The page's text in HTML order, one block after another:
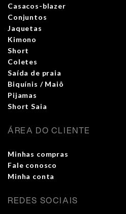
Casacos-blazer
Conjuntos
Jaquetas
Kimono
Short
Coletes
Saída de praia
Biquínis / Maiô
Pijamas
Short Saia
ÁREA DO CLIENTE
Minhas compras
Fale conosco
Minha conta
REDES SOCIAIS